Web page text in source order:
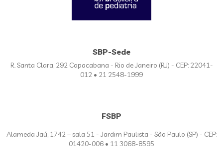
SBP-Sede
R. Santa Clara, 292 Copacabana - Rio de Janeiro (RJ) - CEP: 22041-
012 • 21 2548-1999
FSBP
Alameda Jaú, 1742 – sala 51 - Jardim Paulista - São Paulo (SP) - CEP:
01420-006 • 11 3068-8595